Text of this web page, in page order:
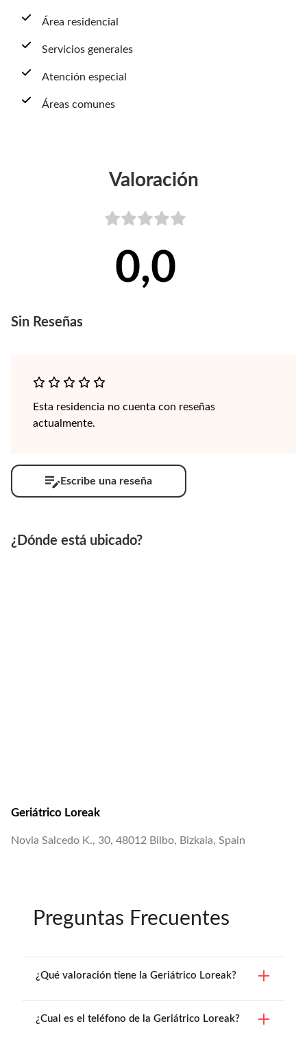
Área residencial
Servicios generales
Atención especial
Áreas comunes
Valoración
0,0
Sin Reseñas
Esta residencia no cuenta con reseñas
actualmente.
Escribe una reseña
¿Dónde está ubicado?
Geriátrico Loreak
Novia Salcedo K., 30, 48012 Bilbo, Bizkaia, Spain
Preguntas Frecuentes
¿Qué valoración tiene la Geriátrico Loreak?
¿Cual es el teléfono de la Geriátrico Loreak?